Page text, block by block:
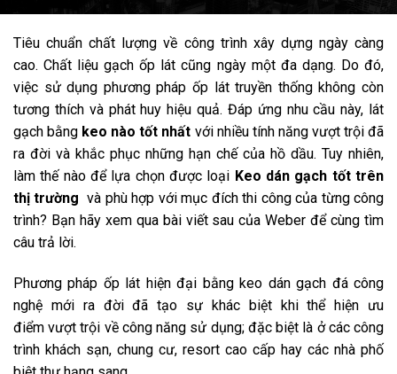
Tiêu chuẩn chất lượng về công trình xây dựng ngày càng
cao. Chất liệu gạch ốp lát cũng ngày một đa dạng. Do đó,
việc sử dụng phương pháp ốp lát truyền thống không còn
tương thích và phát huy hiệu quả. Đáp ứng nhu cầu này, lát
gạch bằng keo nào tốt nhất với nhiều tính năng vượt trội đã
ra đời và khắc phục những hạn chế của hồ dầu. Tuy nhiên,
làm thế nào để lựa chọn được loại Keo dán gạch tốt trên
thị trường và phù hợp với mục đích thi công của từng công
trình? Bạn hãy xem qua bài viết sau của Weber để cùng tìm
câu trả lời.
Phương pháp ốp lát hiện đại bằng keo dán gạch đá công
nghệ mới ra đời đã tạo sự khác biệt khi thể hiện ưu
điểm vượt trội về công năng sử dụng; đặc biệt là ở các công
trình khách sạn, chung cư, resort cao cấp hay các nhà phố